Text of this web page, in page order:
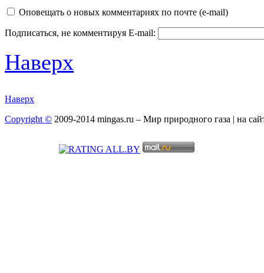
Оповещать о новых комментариях по почте (e-mail)
Подписаться, не комментируя E-mail:
Наверх
Наверх
Copyright © 2009-2014 mingas.ru – Мир природного газа | на